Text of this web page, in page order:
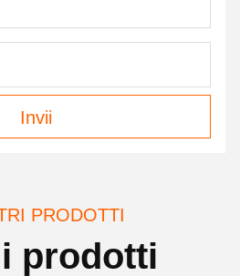
Invii
PRODOTTI
prodotti